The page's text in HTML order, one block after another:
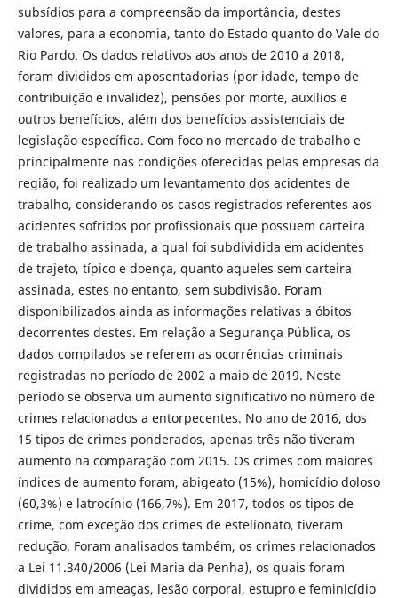
subsídios para a compreensão da importância, destes
valores, para a economia, tanto do Estado quanto do Vale do
Rio Pardo. Os dados relativos aos anos de 2010 a 2018,
foram divididos em aposentadorias (por idade, tempo de
contribuição e invalidez), pensões por morte, auxílios e
outros benefícios, além dos benefícios assistenciais de
legislação específica. Com foco no mercado de trabalho e
principalmente nas condições oferecidas pelas empresas da
região, foi realizado um levantamento dos acidentes de
trabalho, considerando os casos registrados referentes aos
acidentes sofridos por profissionais que possuem carteira
de trabalho assinada, a qual foi subdividida em acidentes
de trajeto, típico e doença, quanto aqueles sem carteira
assinada, estes no entanto, sem subdivisão. Foram
disponibilizados ainda as informações relativas a óbitos
decorrentes destes. Em relação a Segurança Pública, os
dados compilados se referem as ocorrências criminais
registradas no período de 2002 a maio de 2019. Neste
período se observa um aumento significativo no número de
crimes relacionados a entorpecentes. No ano de 2016, dos
15 tipos de crimes ponderados, apenas três não tiveram
aumento na comparação com 2015. Os crimes com maiores
índices de aumento foram, abigeato (15%), homicídio doloso
(60,3%) e latrocínio (166,7%). Em 2017, todos os tipos de
crime, com exceção dos crimes de estelionato, tiveram
redução. Foram analisados também, os crimes relacionados
a Lei 11.340/2006 (Lei Maria da Penha), os quais foram
divididos em ameaças, lesão corporal, estupro e feminicídio